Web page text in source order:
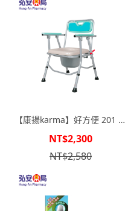
【康揚karma】好方便 201 鋁
NT$2,300
NT$2,580